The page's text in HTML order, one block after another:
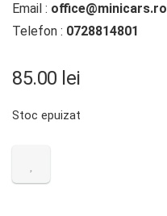
Email : office@minicars.ro
Telefon : 0728814801
85.00 lei
Stoc epuizat